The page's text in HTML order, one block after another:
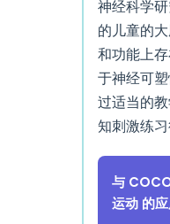
神经科学
的儿童的
和功能上
于神经可
过适当的
知刺激练习
与
运动 的